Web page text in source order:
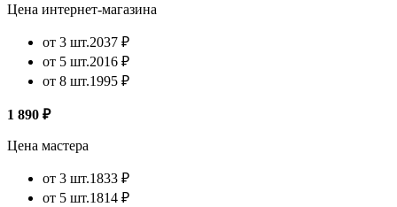
Цена интернет-магазина
от 3 шт.2037 ₽
от 5 шт.2016 ₽
от 8 шт.1995 ₽
1 890 ₽
Цена мастера
от 3 шт.1833 ₽
от 5 шт.1814 ₽